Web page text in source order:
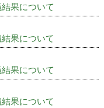
果について
果について
果について
果について